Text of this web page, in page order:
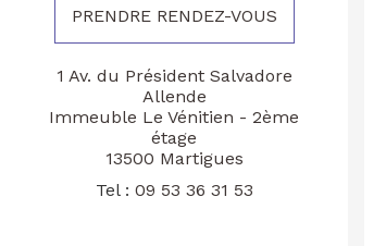
PRENDRE RENDEZ-VOUS
1 Av. du Président Salvadore
Allende
Immeuble Le Vénitien - 2ème
étage
13500 Martigues
Tel : 09 53 36 31 53